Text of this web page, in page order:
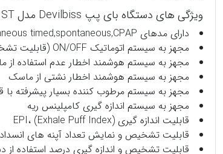
ویژگی های دستگاه بای پپ Devilbiss مدل Healthcare ST:
دارای مدهای Timed,spontaneous timed,spontaneous,CPAP
مجهز به سیستم اتوماتیک ON/OFF (قابلیت تشخیص هوشمند اتصال ماسک به بیمار)
مجهز به سیستم هوشمند اخطار عدم استفاده از
مجهز به سیستم هوشمند اخطار نشتی از ماسک
مجهز به سیستم مرطوب کننده بسیار پیشرفته با قابلیت تنظیم سطح تولید رطوبت بین 0 تا 10،
مجهز به سیستم اندازه گیری کامپلینس ریه
قابلیت اندازه گیری (EPI، (Exhale Puff Index
قابلیت تشخیص و نمایش تعداد آپنه های
قابلیت تشخیص و اندازه گیری درصد استفاده از